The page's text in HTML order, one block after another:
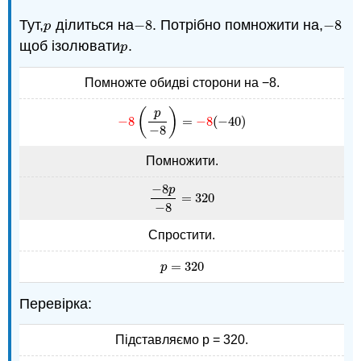
Тут,p
p ділиться на−8
−8. Потрібно помножити на,−8
−8
щоб ізолюватиp
p.
Помножте обидві сторони на −8.
−8 ( p
−8 ) = −8(−40)
−8( p −8)= − 8(− 40)
Помножити.
−8p
−8
= 320
−8p− 8= 320
Спростити.
p = 320
p=320
Перевірка:
Підставляємо р = 320.